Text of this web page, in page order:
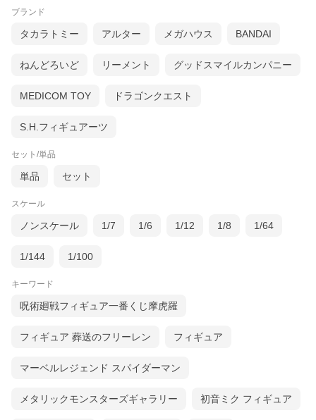
ブランド
タカラトミー アルター メガハウス BANDAI
ねんどろいど リーメント グッドスマイルカンパニー
MEDICOM TOY ドラゴンクエスト
S.H.フィギュアーツ
セット/単品
単品 セット
スケール
ノンスケール 1/7 1/6 1/12 1/8 1/64
1/144 1/100
キーワード
呪術廻戦フィギュア一番くじ摩虎羅
フィギュア 葬送のフリーレン フィギュア
マーベルレジェンド スパイダーマン
メタリックモンスターズギャラリー 初音ミク フィギュア